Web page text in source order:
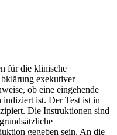
für die klinische
exekutiver
ob eine eingehende
ist. Der Test ist in
Die Instruktionen sind
gegeben sein. An die